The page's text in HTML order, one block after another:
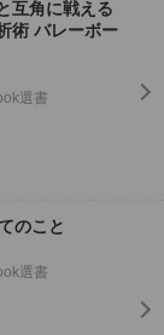
互角に戦える
術 バレーボー
選書
のこと
選書